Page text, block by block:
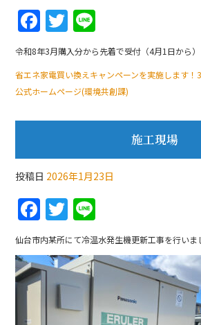
F
a
c
e
o
o
k
T
w
itt
er
n
e
令和8年3月購入分から先着で受付（4月1日から）
省エネ家電買い換えキャンペーンを実施します！
公式ホームページ(環境共創課)
施工現場
投稿日 2026年1月23日
F
a
c
e
b
T
w
itt
er
n
e
仙台市内某所にて冷温水発生機更新工事を行いま